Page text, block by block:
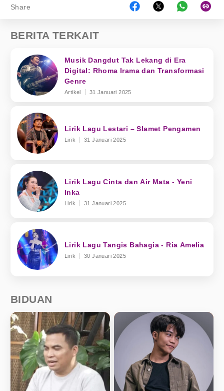
Share
BERITA TERKAIT
Musik Dangdut Tak Lekang di Era
Digital: Rhoma Irama dan Transformasi
Genre
Artikel 31 Januari 2025
Lirik Lagu Lestari – Slamet Pengamen
Lirik 31 Januari 2025
Lirik Lagu Cinta dan Air Mata - Yeni
Inka
Lirik 31 Januari 2025
Lirik Lagu Tangis Bahagia - Ria Amelia
Lirik 30 Januari 2025
BIDUAN